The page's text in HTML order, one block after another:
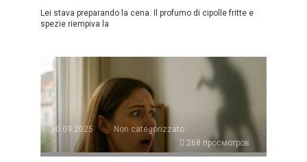
Lei stava preparando la cena. Il profumo di cipolle fritte e
spezie riempiva la
30.09.2025
Non categorizzato
268 просмотров